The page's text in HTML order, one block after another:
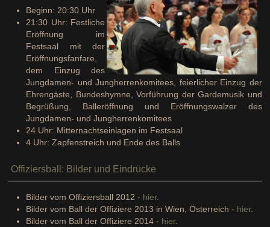
Beginn: 20:30 Uhr
21:30 Uhr: Festliche
Eröffnung im
Festsaal mit der
Eröffnungsfanfare,
dem Einzug des
Jungdamen- und Jungherrenkomitees, feierlicher Einzug der
Ehrengäste, Bundeshymne, Vorführung der Gardemusik und
Begrüßung, Balleröffnung und Eröffnungswalzer des
Jungdamen- und Jungherrenkomitees
24 Uhr: Mitternachtseinlagen im Festsaal
4 Uhr: Zapfenstreich und Ende des Balls
Offiziersball: Bilder und Eindrücke
Bilder vom Offiziersball 2012 - hier.
Bilder vom Ball der Offiziere 2013 in Wien, Österreich - hier.
Bilder vom Ball der Offiziere 2014 - hier.